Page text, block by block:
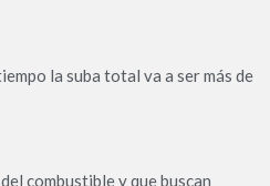
la suba total va a ser más de
combustible y que buscan